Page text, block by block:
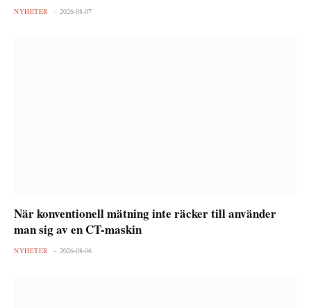
NYHETER 2026-08-07
När konventionell mätning inte räcker till använder
man sig av en CT-maskin
NYHETER 2026-08-06